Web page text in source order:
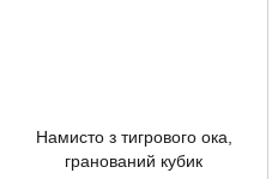
Намисто з тигрового ока,
гранований кубик